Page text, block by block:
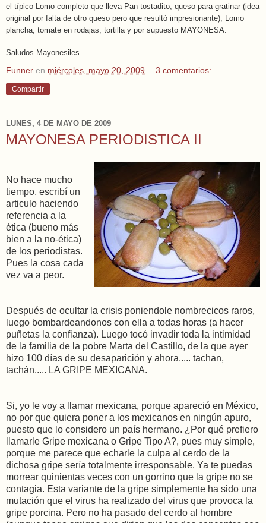
el típico Lomo completo que lleva Pan tostadito, queso para gratinar (idea
original por falta de otro queso pero que resultó impresionante), Lomo
plancha, tomate en rodajas, tortilla y por supuesto MAYONESA.
Saludos Mayonesiles
Funner en miércoles, mayo 20, 2009 3 comentarios:
Compartir
LUNES, 4 DE MAYO DE 2009
MAYONESA PERIODISTICA II
No hace mucho
tiempo, escribí un
articulo haciendo
referencia a la
ética (bueno más
bien a la no-ética)
de los periodistas.
Pues la cosa cada
vez va a peor.
Después de ocultar la crisis poniendole nombrecicos raros,
luego bombardeandonos con ella a todas horas (a hacer
puñetas la confianza). Luego tocó invadir toda la intimidad
de la familia de la pobre Marta del Castillo, de la que ayer
hizo 100 días de su desaparición y ahora..... tachan,
tachán..... LA GRIPE MEXICANA.
Si, yo le voy a llamar mexicana, porque apareció en México,
no por que quiera poner a los mexicanos en ningún apuro,
puesto que lo considero un país hermano. ¿Por qué prefiero
llamarle Gripe mexicana o Gripe Tipo A?, pues muy simple,
porque me parece que echarle la culpa al cerdo de la
dichosa gripe sería totalmente irresponsable. Ya te puedas
morrear quinientas veces con un gorrino que la gripe no se
contagia. Esta variante de la gripe simplemente ha sido una
mutación que el virus ha realizado del virus que provoca la
gripe porcina. Pero no ha pasado del cerdo al hombre